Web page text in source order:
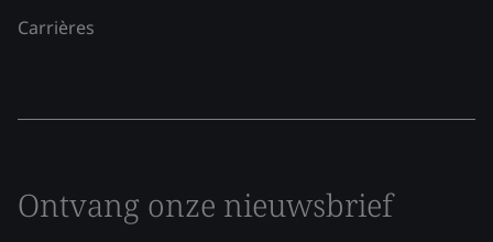
Carrières
Ontvang onze nieuwsbrief